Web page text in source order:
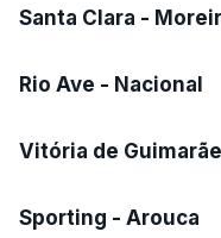
Santa Clara -
Rio Ave - Nacional
Vitória de
Sporting - Arouca